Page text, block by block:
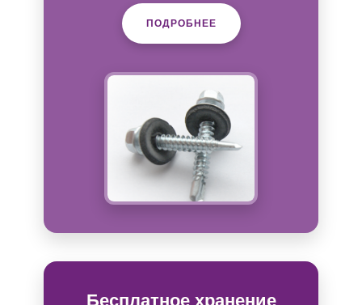
ПОДРОБНЕЕ
Бесплатное хранение